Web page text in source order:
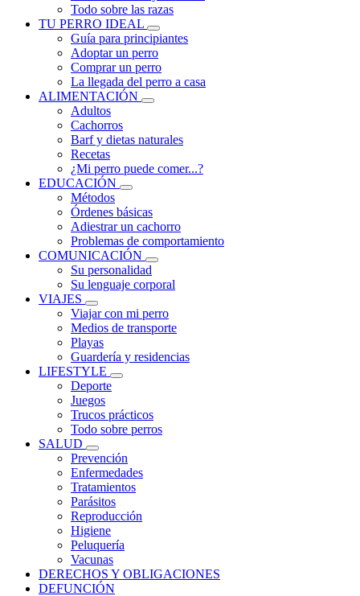
Todo sobre las razas
TU PERRO IDEAL
Guía para principiantes
Adoptar un perro
Comprar un perro
La llegada del perro a casa
ALIMENTACIÓN
Adultos
Cachorros
Barf y dietas naturales
Recetas
¿Mi perro puede comer...?
EDUCACIÓN
Métodos
Órdenes básicas
Adiestrar un cachorro
Problemas de comportamiento
COMUNICACIÓN
Su personalidad
Su lenguaje corporal
VIAJES
Viajar con mi perro
Medios de transporte
Playas
Guardería y residencias
LIFESTYLE
Deporte
Juegos
Trucos prácticos
Todo sobre perros
SALUD
Prevención
Enfermedades
Tratamientos
Parásitos
Reproducción
Higiene
Peluquería
Vacunas
DERECHOS Y OBLIGACIONES
DEFUNCIÓN